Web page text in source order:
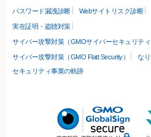
パスワード漏洩診断 Webサイトリスク診断
実在証明・盗聴対策
サイバー攻撃対策（GMOサイバーセキュリティ
サイバー攻撃対策（GMO Flatt Security）
な
セキュリティ事業の軌跡